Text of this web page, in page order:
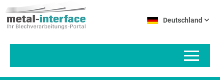
zum
Inhalt
Deutschland